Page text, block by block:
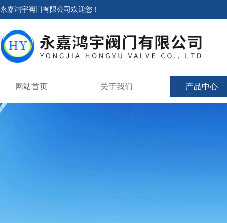
永嘉鸿宇阀门有限公司欢迎您！
网站首页 关于我们 产品中心